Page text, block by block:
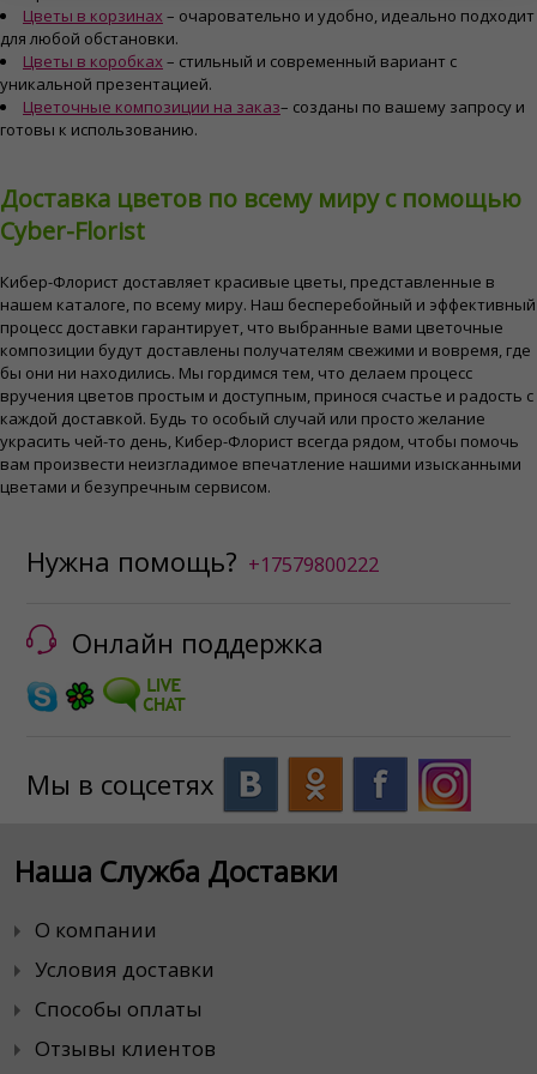
Цветы в корзинах – очаровательно и удобно, идеально подходит
для любой обстановки.
Цветы в коробках – стильный и современный вариант с
уникальной презентацией.
Цветочные композиции на заказ– созданы по вашему запросу и
готовы к использованию.
Доставка цветов по всему миру с помощью
Cyber-Florist
Кибер-Флорист доставляет красивые цветы, представленные в
нашем каталоге, по всему миру. Наш бесперебойный и эффективный
процесс доставки гарантирует, что выбранные вами цветочные
композиции будут доставлены получателям свежими и вовремя, где
бы они ни находились. Мы гордимся тем, что делаем процесс
вручения цветов простым и доступным, принося счастье и радость с
каждой доставкой. Будь то особый случай или просто желание
украсить чей-то день, Кибер-Флорист всегда рядом, чтобы помочь
вам произвести неизгладимое впечатление нашими изысканными
цветами и безупречным сервисом.
Нужна помощь? +17579800222
Онлайн поддержка
Мы в соцсетях
Наша Служба Доставки
О компании
Условия доставки
Способы оплаты
Отзывы клиентов